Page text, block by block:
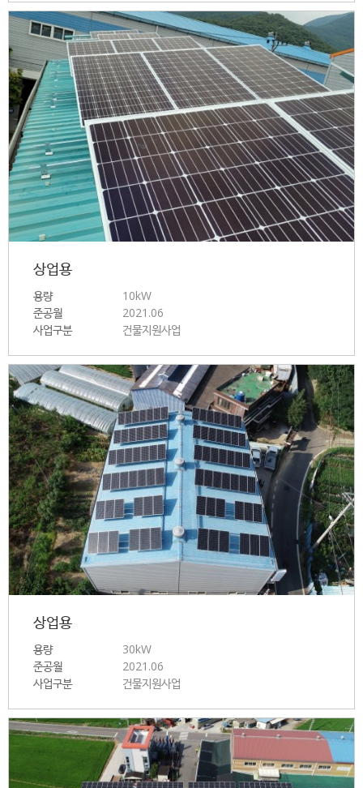
상업용
용량
10kW
준공월
2021.06
사업구분
건물지원사업
상업용
용량
30kW
준공월
2021.06
사업구분
건물지원사업